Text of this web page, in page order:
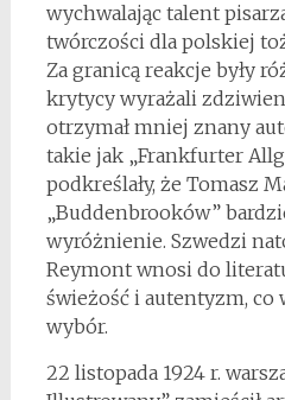
wychwalając talent
twórczości dla polskiej
Za granicą reakcje były
krytycy wyrażali
otrzymał mniej znany
takie jak „Frankfurter
podkreślały, że Tomasz
„Buddenbrooków”
wyróżnienie. Szwedzi
Reymont wnosi do
świeżość i autentyzm, co
wybór.
22 listopada 1924 r.